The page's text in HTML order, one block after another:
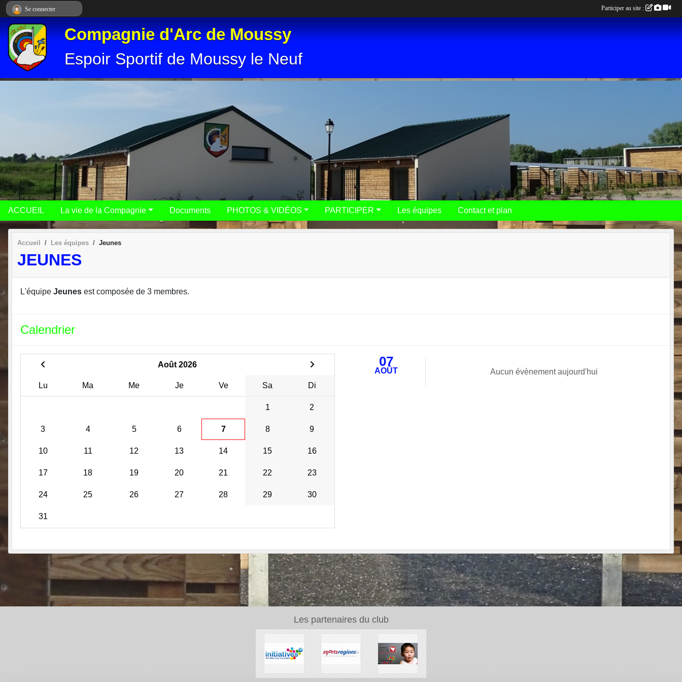
Compagnie d'Arc de Moussy
Espoir Sportif de Moussy le Neuf
ACCUEIL La vie de la Compagnie Documents PHOTOS & VIDÉOS PARTICIPER Les équipes Contact et plan
Accueil Les équipes Jeunes
JEUNES
L'équipe Jeunes est composée de 3 membres.
Calendrier
Août 2026
Lu Ma Me Je Ve Sa Di
1 2
3 4 5 6 7 8 9
10 11 12 13 14 15 16
17 18 19 20 21 22 23
24 25 26 27 28 29 30
31
07
AOÛT Aucun évènement aujourd'hui
Les partenaires du club
Se connecter Participer au site :
Panneau de gestion des cookies